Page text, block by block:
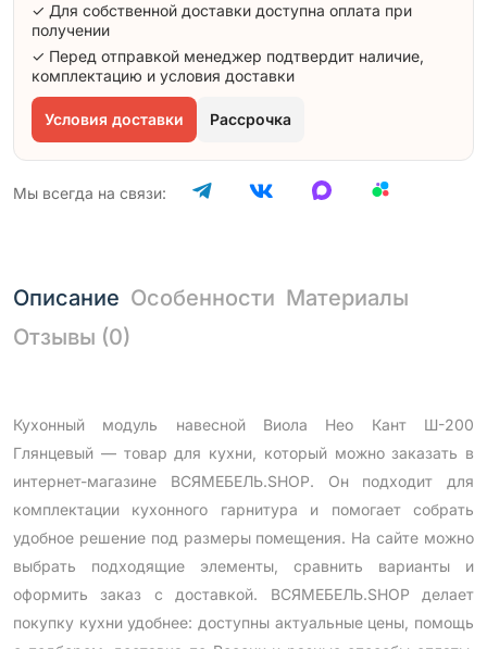
✓ Для собственной доставки доступна оплата при
получении
✓ Перед отправкой менеджер подтвердит наличие,
комплектацию и условия доставки
Условия доставки Рассрочка
Мы всегда на связи:
Описание Особенности Материалы
Отзывы (0)
Кухонный модуль навесной Виола Нео Кант Ш-200
Глянцевый — товар для кухни, который можно заказать в
интернет-магазине ВСЯМЕБЕЛЬ.SHOP. Он подходит для
комплектации кухонного гарнитура и помогает собрать
удобное решение под размеры помещения. На сайте можно
выбрать подходящие элементы, сравнить варианты и
оформить заказ с доставкой. ВСЯМЕБЕЛЬ.SHOP делает
покупку кухни удобнее: доступны актуальные цены, помощь